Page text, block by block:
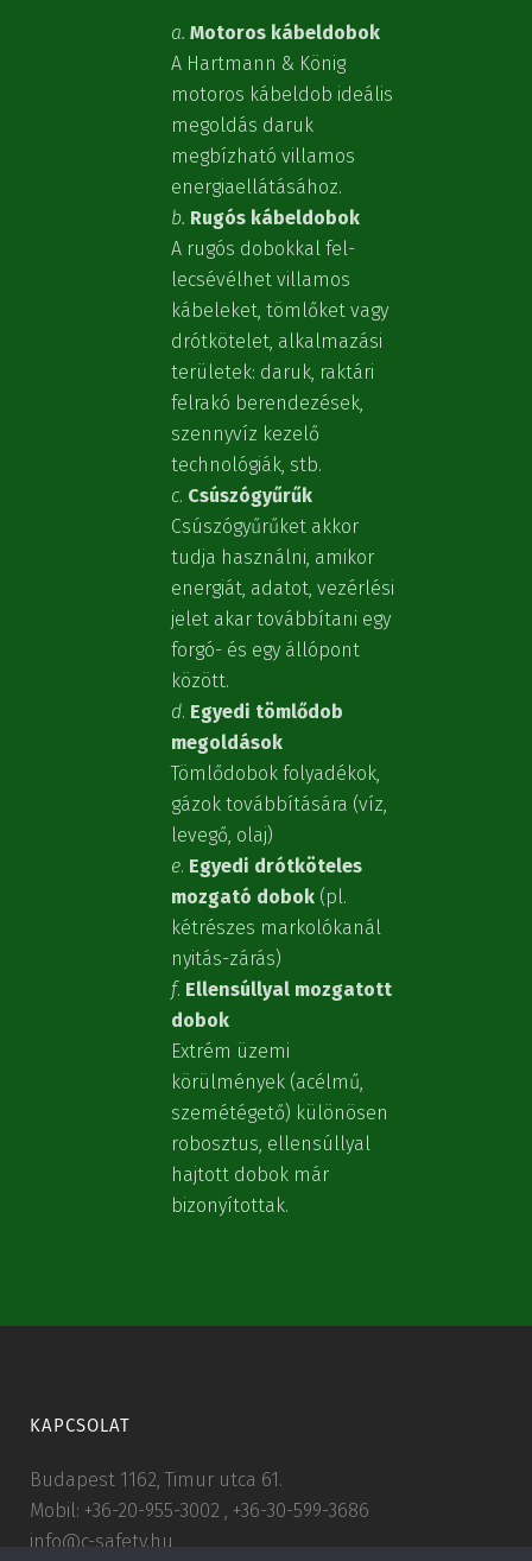
a. Motoros kábeldobok
A Hartmann & König
motoros kábeldob ideális
megoldás daruk
megbízható villamos
energiaellátásához.
b. Rugós kábeldobok
A rugós dobokkal fel-
lecsévélhet villamos
kábeleket, tömlőket vagy
drótkötelet, alkalmazási
területek: daruk, raktári
felrakó berendezések,
szennyvíz kezelő
technológiák, stb.
c. Csúszógyűrűk
Csúszógyűrűket akkor
tudja használni, amikor
energiát, adatot, vezérlési
jelet akar továbbítani egy
forgó- és egy állópont
között.
d. Egyedi tömlődob
megoldások
Tömlődobok folyadékok,
gázok továbbítására (víz,
levegő, olaj)
e. Egyedi drótköteles
mozgató dobok (pl.
kétrészes markolókanál
nyitás-zárás)
f. Ellensúllyal mozgatott
dobok
Extrém üzemi
körülmények (acélmű,
szemétégető) különösen
robosztus, ellensúllyal
hajtott dobok már
bizonyítottak.
KAPCSOLAT
Budapest 1162, Timur utca 61.
Mobil: +36-20-955-3002 , +36-30-599-3686
info@c-safety.hu